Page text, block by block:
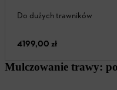
Do dużych trawników
4199,00 zł
Mulczowanie trawy: